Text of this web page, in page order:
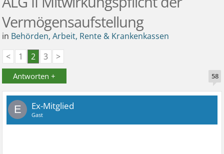
Vermögensaufstellung
in Behörden, Arbeit, Rente & Krankenkassen
<
1 2 3 >
Antworten + 58
E Ex-Mitglied
Gast